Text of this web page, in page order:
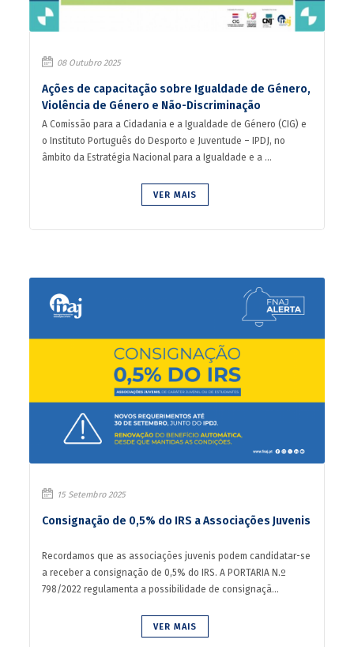
08 Outubro 2025
Ações de capacitação sobre Igualdade de Género,
Violência de Género e Não-Discriminação
A Comissão para a Cidadania e a Igualdade de Género (CIG) e
o Instituto Português do Desporto e Juventude – IPDJ, no
âmbito da Estratégia Nacional para a Igualdade e a ...
VER MAIS
15 Setembro 2025
Consignação de 0,5% do IRS a Associações Juvenis
Recordamos que as associações juvenis podem candidatar-se
a receber a consignação de 0,5% do IRS. A PORTARIA N.º
798/2022 regulamenta a possibilidade de consignaçã...
VER MAIS